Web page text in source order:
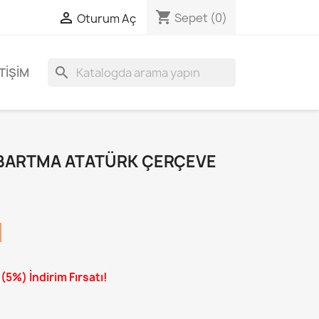
 Oturum Aç shopping_cart Sepet (0)
search
ATATÜRK ÇERÇEVE
(5%) İndirim Fırsatı!